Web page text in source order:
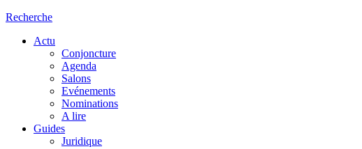
Recherche
Actu
Conjoncture
Agenda
Salons
Evénements
Nominations
A lire
Guides
Juridique